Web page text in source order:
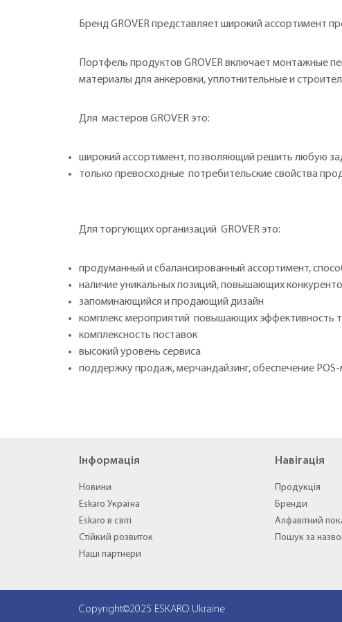
Бренд GROVER представляет широкий ассортимент
Портфель продуктов GROVER включает монтажные
материалы для анкеровки, уплотнительные и
Для мастеров GROVER это:
широкий ассортимент, позволяющий решить любую
только превосходные потребительские свойства
Для торгующих организаций GROVER это:
продуманный и сбалансированный ассортимент,
наличие уникальных позиций, повышающих
запоминающийся и продающий дизайн
комплекс мероприятий повышающих эффективность
комплексность поставок
высокий уровень сервиса
поддержку продаж, мерчандайзинг, обеспечение
Інформація
Новини
Eskaro Україна
Eskaro в світі
Стійкий розвиток
Наші партнери
Навігація
Продукція
Бренди
Алфавітний
Пошук за
Copyright©2025 ESKARO Ukraine